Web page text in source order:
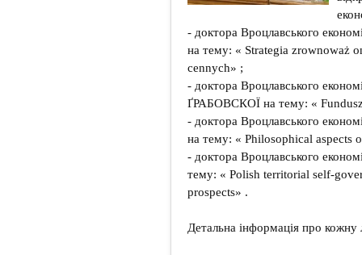
- доктора Вроцлавського
на тему: « Strategia zrownoważ
cennych» ;
- доктора Вроцлавського
ҐРАБОВСКОЇ на тему: «
- доктора Вроцлавського
на тему: « Philosophical aspects
- доктора Вроцлавського
тему: « Polish territorial self-
prospects» .
Детальна інформація про кожну